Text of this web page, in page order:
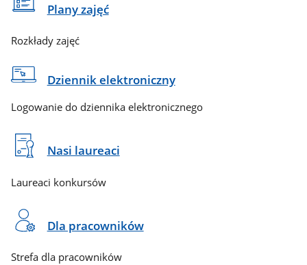
Plany zajęć
Rozkłady zajęć
Dziennik elektroniczny
Logowanie do dziennika elektronicznego
Nasi laureaci
Laureaci konkursów
Dla pracowników
Strefa dla pracowników